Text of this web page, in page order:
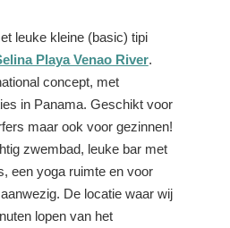
leuke kleine (basic) tipi
Playa Venao River.
concept, met
in Panama. Geschikt voor
maar ook voor gezinnen!
zwembad, leuke bar met
een yoga ruimte en voor
De locatie waar wij
lopen van het